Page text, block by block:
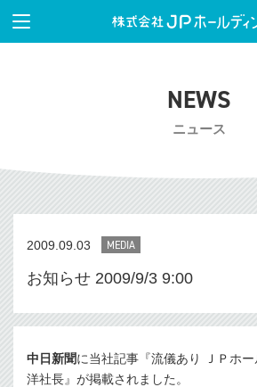
NEWS
ニュース
2009.09.03 MEDIA
お知らせ 2009/9/3 9:00
中日新聞に当社記事『流儀あり ＪＰホ
洋社長』が掲載されました。